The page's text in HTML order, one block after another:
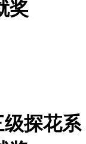
奖
探花系